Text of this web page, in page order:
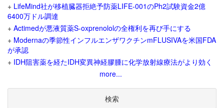
+ LifeMind社が移植臓器拒絶予防薬LIFE-001のPh2試験資金2億
6400万ドル調達
+ Actimedが悪液質薬S-oxprenololの全権利を再び手にする
+ Modernaの季節性インフルエンザワクチンmFLUSIVAを米国FDA
が承認
+ IDH阻害薬を経たIDH変異神経膠腫に化学放射線療法がより効く
more...
検索